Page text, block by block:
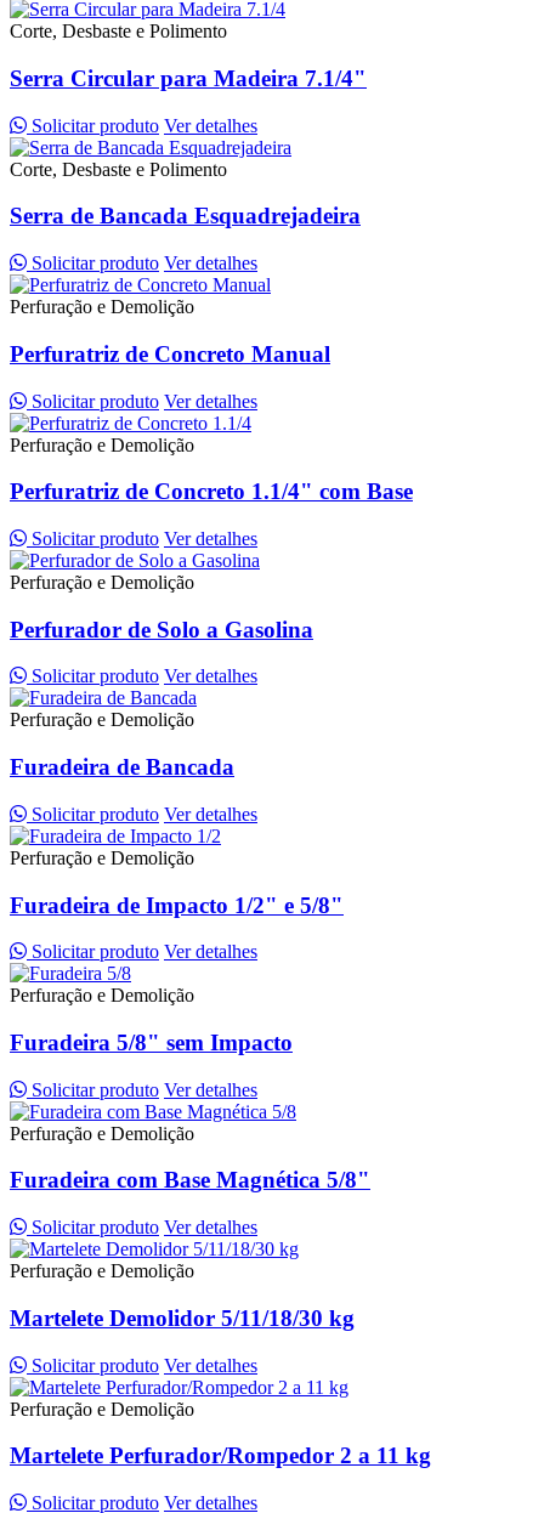
Corte, Desbaste e Polimento
Serra Circular para Madeira 7.1/4"
Solicitar produto Ver detalhes
Corte, Desbaste e Polimento
Serra de Bancada Esquadrejadeira
Solicitar produto Ver detalhes
Perfuração e Demolição
Perfuratriz de Concreto Manual
Solicitar produto Ver detalhes
Perfuração e Demolição
Perfuratriz de Concreto 1.1/4" com Base
Solicitar produto Ver detalhes
Perfuração e Demolição
Perfurador de Solo a Gasolina
Solicitar produto Ver detalhes
Perfuração e Demolição
Furadeira de Bancada
Solicitar produto Ver detalhes
Perfuração e Demolição
Furadeira de Impacto 1/2" e 5/8"
Solicitar produto Ver detalhes
Perfuração e Demolição
Furadeira 5/8" sem Impacto
Solicitar produto Ver detalhes
Perfuração e Demolição
Furadeira com Base Magnética 5/8"
Solicitar produto Ver detalhes
Perfuração e Demolição
Martelete Demolidor 5/11/18/30 kg
Solicitar produto Ver detalhes
Perfuração e Demolição
Martelete Perfurador/Rompedor 2 a 11 kg
Solicitar produto Ver detalhes